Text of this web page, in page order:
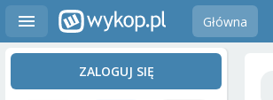
Główna
ZALOGUJ SIĘ